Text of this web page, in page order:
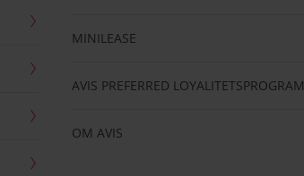
MINILEASE
AVIS PREFERRED LOYALITETSPROGRAM
OM AVIS